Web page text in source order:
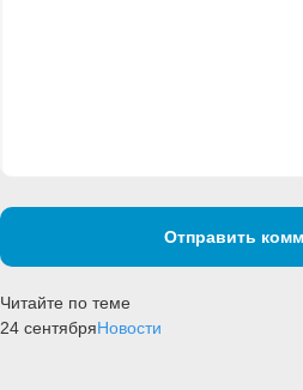
Отправить
Читайте по теме
24 сентябряНовости